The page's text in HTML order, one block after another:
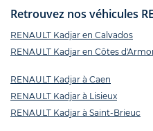
Retrouvez nos véhicules
RENAULT Kadjar en Calvados
RENAULT Kadjar en Côtes
RENAULT Kadjar à Caen
RENAULT Kadjar à Lisieux
RENAULT Kadjar à Saint-Brieuc